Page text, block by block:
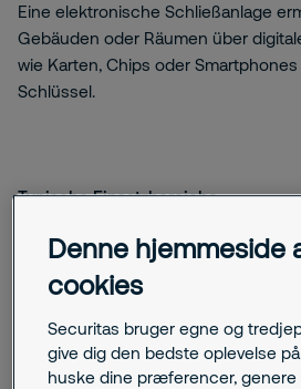
Eine elektronische Schließanlage
Gebäuden oder Räumen über
wie Karten, Chips oder
Schlüssel.
Typische Einsatzbereiche:
Büro- und
Hotels und Wohnanlagen
Schulen, Hochschulen und
Industrie- und Werksgelände
Krankenhäuser und
Denne hjemmeside
cookies
Securitas bruger egne og
give dig den bedste oplevelse
huske dine præferencer, genere